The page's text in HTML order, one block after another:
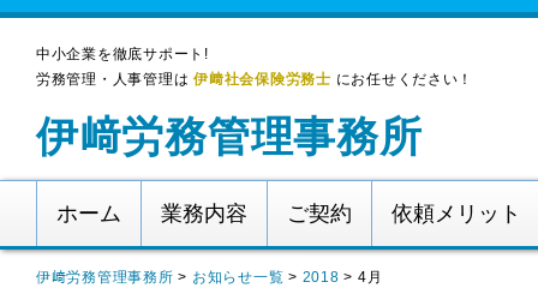
中小企業を徹底サポート!
労務管理・人事管理は伊﨑社会保険労務士 にお任せください！
伊﨑労務管理事務所
ホーム 業務内容 ご契約 依頼メリット
伊﨑労務管理事務所 > お知らせ一覧 > 2018 > 4月